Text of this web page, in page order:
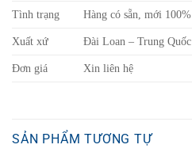
Tình trạng Hàng có sẵn, mới 100%
Xuất xứ Đài Loan – Trung Quốc
Đơn giá Xin liên hệ
SẢN PHẨM TƯƠNG TỰ